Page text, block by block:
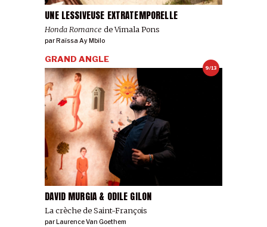
UNE LESSIVEUSE EXTRATEMPORELLE
Honda Romance de Vimala Pons
par Raïssa Ay Mbilo
9/13
DAVID MURGIA & ODILE GILON
La crèche de Saint-François
GRAND ANGLE
par Laurence Van Goethem